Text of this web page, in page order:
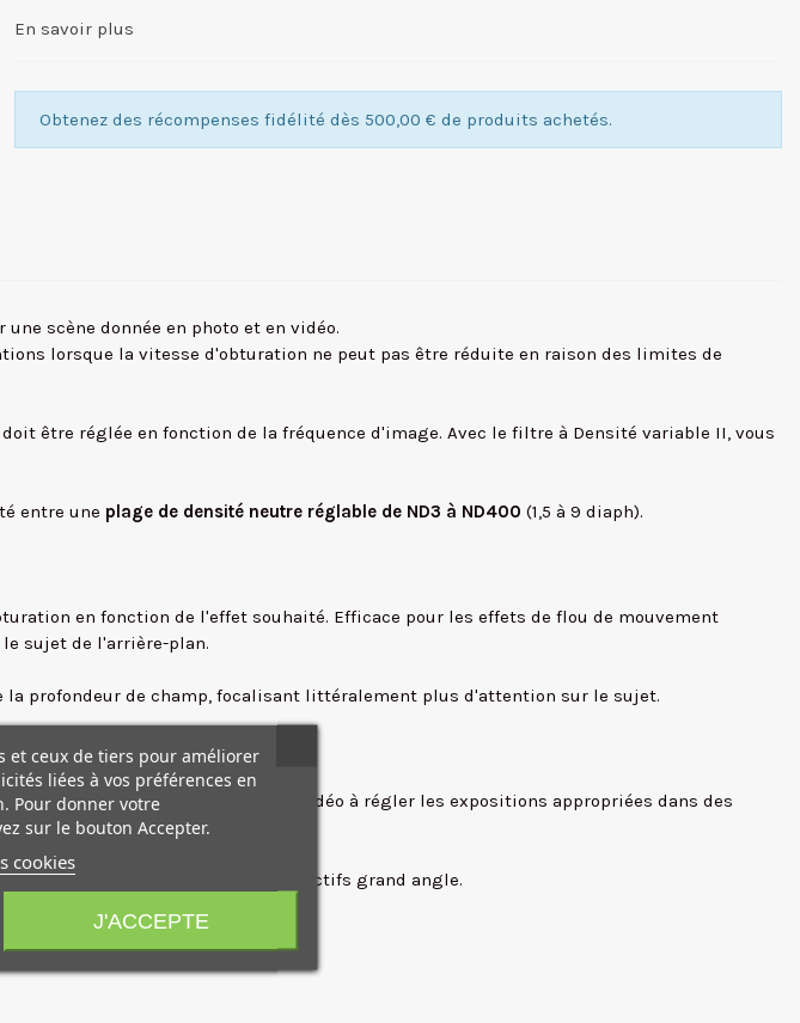
En savoir plus
Obtenez des récompenses fidélité dès 500,00 € de produits achetés.
scène donnée en photo et en vidéo.
lorsque la vitesse d'obturation ne peut pas être réduite en raison des limites de
être réglée en fonction de la fréquence d'image. Avec le filtre à Densité variable II, vous
entre une plage de densité neutre réglable de ND3 à ND400 (1,5 à 9 diaph).
en fonction de l'effet souhaité. Efficace pour les effets de flou de mouvement
sujet de l'arrière-plan.
profondeur de champ, focalisant littéralement plus d'attention sur le sujet.
l'apport de lumière.
Autorisez les caméras ciné/vidéo à régler les expositions appropriées dans des
de la prise de vue avec des objectifs grand angle.
et ceux de tiers pour améliorer
liées à vos préférences en
Pour donner votre
sur le bouton Accepter.
cookies
J'ACCEPTE